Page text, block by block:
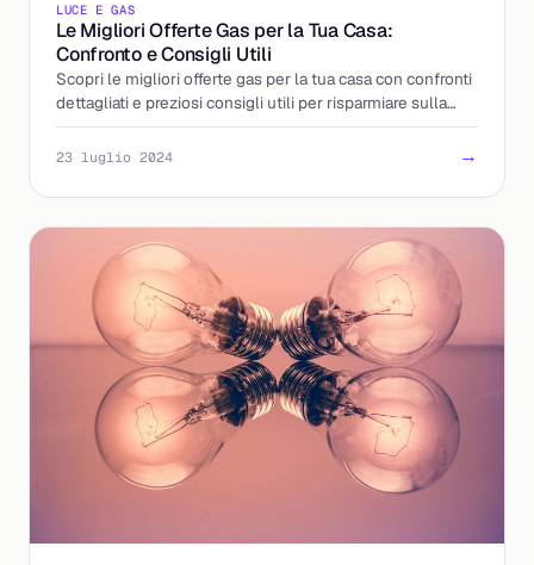
LUCE E GAS
Le Migliori Offerte Gas per la Tua Casa:
Confronto e Consigli Utili
Scopri le migliori offerte gas per la tua casa con confronti
dettagliati e preziosi consigli utili per risparmiare sulla
bolletta del gas.
23 luglio 2024 →